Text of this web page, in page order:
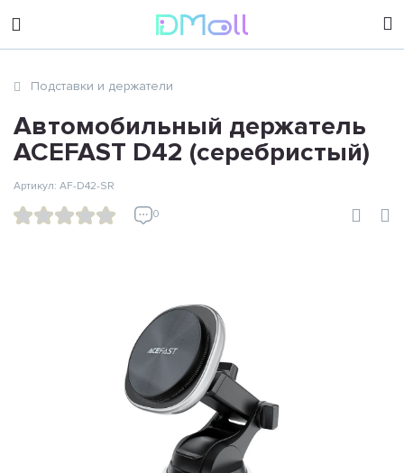
sales@dimoll.ru
Подставки и держатели
Автомобильный держатель
ACEFAST D42 (серебристый)
0
Артикул: AF-D42-SR